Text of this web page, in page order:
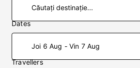
Dates
Joi 6 Aug - Vin 7 Aug
Travellers